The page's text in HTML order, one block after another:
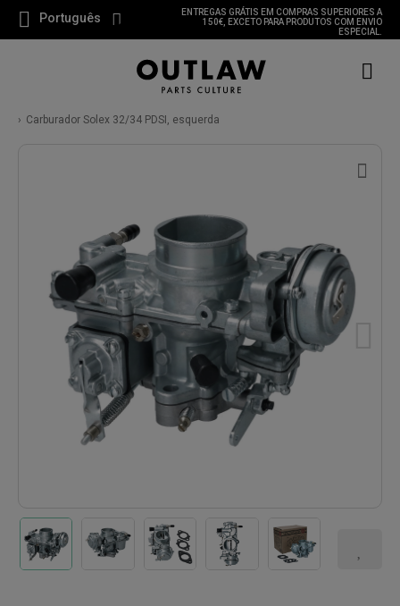
Português
ENTREGAS GRÁTIS EM COMPRAS SUPERIORES A
150€, EXCETO PARA PRODUTOS COM ENVIO
ESPECIAL.
Carburador Solex 32/34 PDSI, esquerda